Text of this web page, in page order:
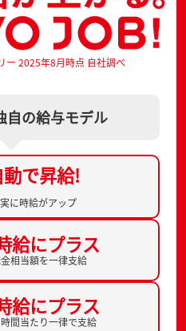
2025年8月時点 自社調べ
自の給与モデル
で昇給!
に時給がアップ
給にプラス
相当額を一律支給
給にプラス
時間当たり一律で支給